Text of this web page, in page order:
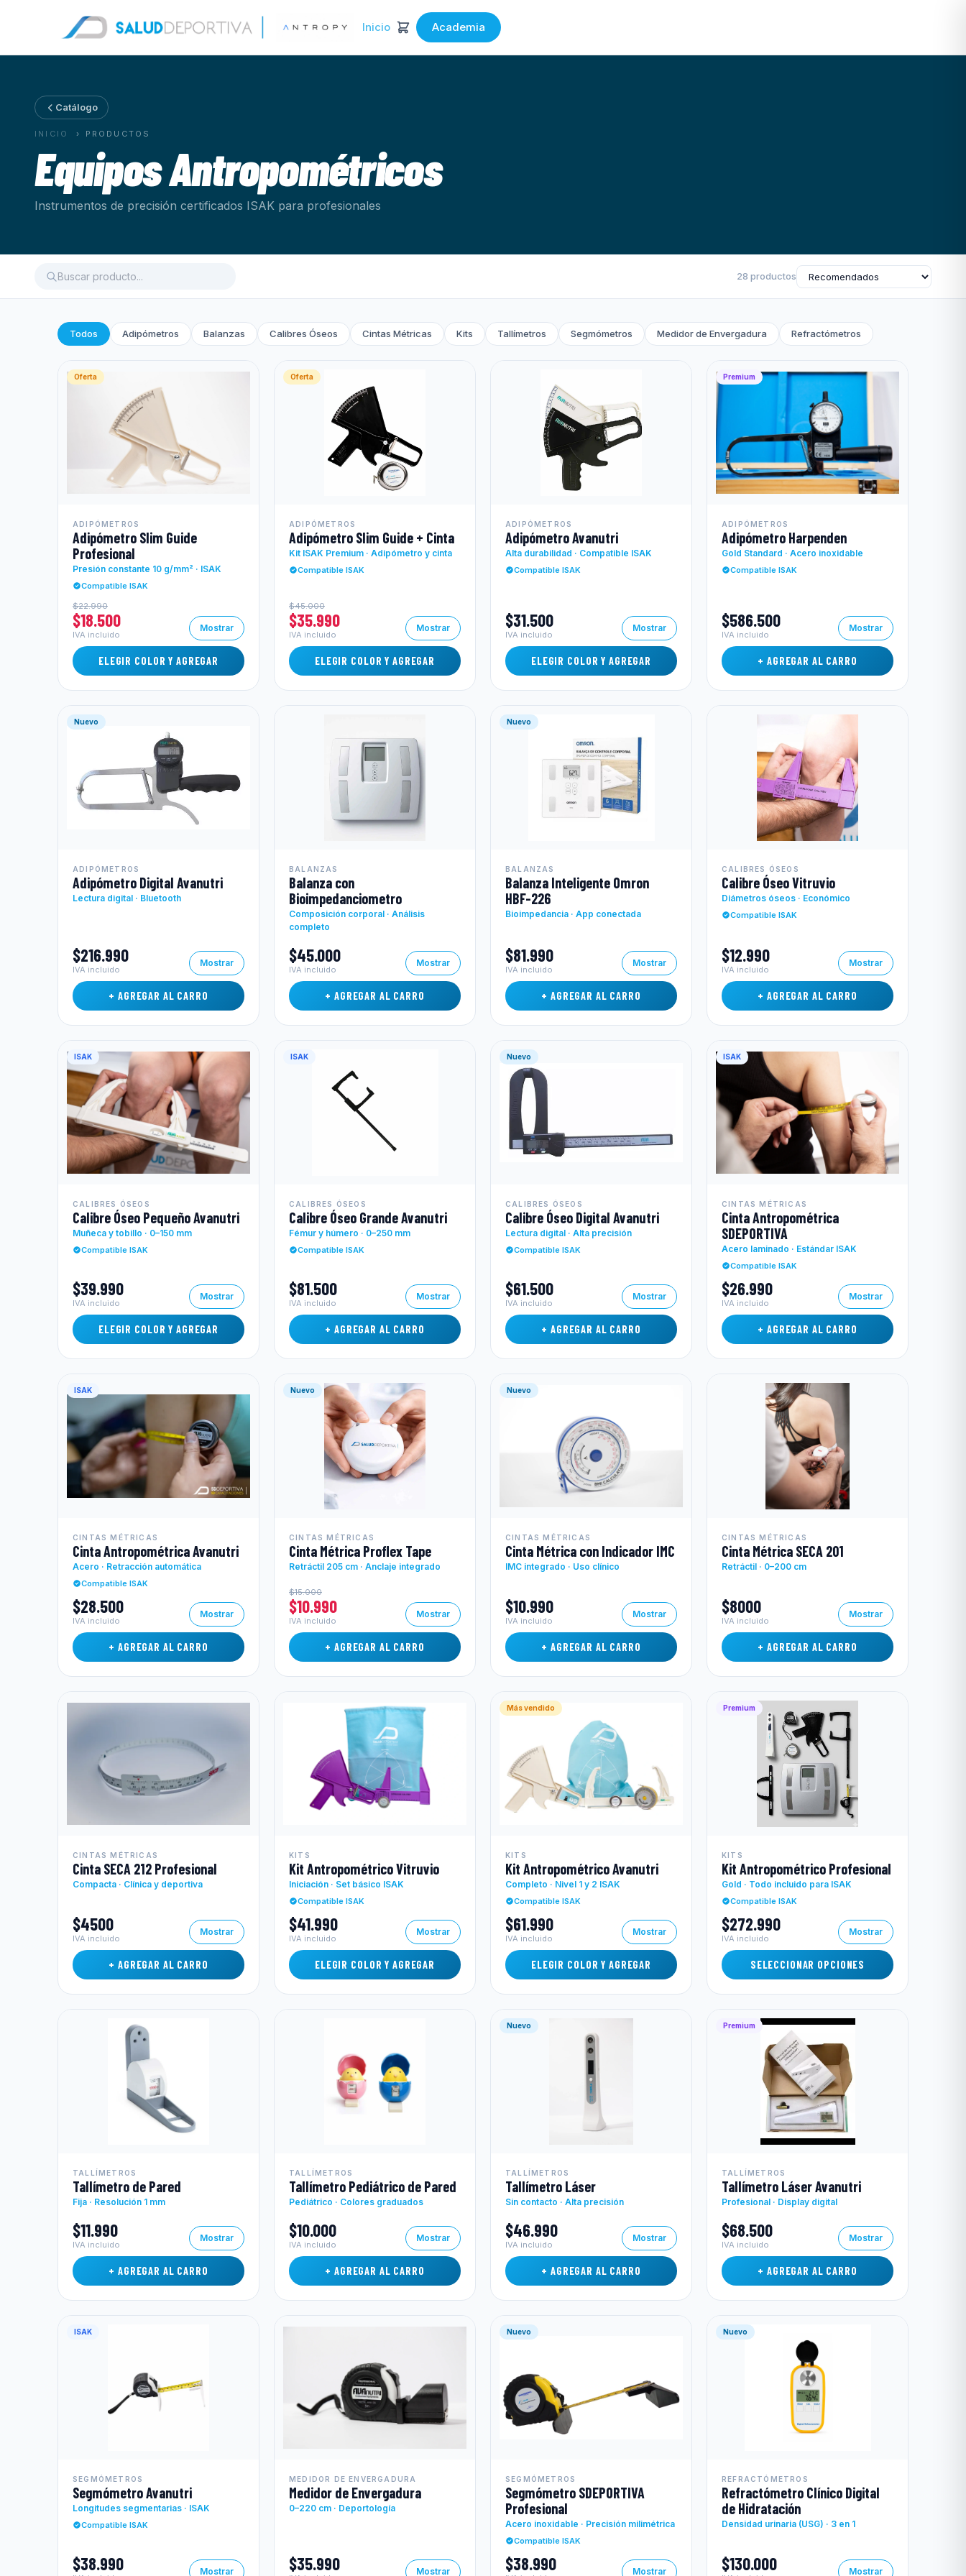
Inicio Academia
Catálogo
INICIO › PRODUCTOS
Equipos Antropométricos
Instrumentos de precisión certificados ISAK para profesionales
28 productos
Todos Adipómetros Balanzas Calibres Óseos Cintas Métricas Kits Tallímetros Segmómetros Medidor de Envergadura Refractómetros
Oferta
ADIPÓMETROS
Adipómetro Slim Guide
Profesional
Presión constante 10 g/mm² · ISAK
Compatible ISAK
$22.990
$18.500
IVA incluido
Mostrar
ELEGIR COLOR Y AGREGAR
Oferta
ADIPÓMETROS
Adipómetro Slim Guide + Cinta
Kit ISAK Premium · Adipómetro y cinta
Compatible ISAK
$45.000
$35.990
IVA incluido
Mostrar
ELEGIR COLOR Y AGREGAR
ADIPÓMETROS
Adipómetro Avanutri
Alta durabilidad · Compatible ISAK
Compatible ISAK
$31.500
IVA incluido
Mostrar
ELEGIR COLOR Y AGREGAR
Premium
ADIPÓMETROS
Adipómetro Harpenden
Gold Standard · Acero inoxidable
Compatible ISAK
$586.500
IVA incluido
Mostrar
+ AGREGAR AL CARRO
Nuevo
ADIPÓMETROS
Adipómetro Digital Avanutri
Lectura digital · Bluetooth
$216.990
IVA incluido
Mostrar
+ AGREGAR AL CARRO
BALANZAS
Balanza con
Bioimpedanciometro
Composición corporal · Análisis
completo
$45.000
IVA incluido
Mostrar
+ AGREGAR AL CARRO
Nuevo
BALANZAS
Balanza Inteligente Omron
HBF-226
Bioimpedancia · App conectada
$81.990
IVA incluido
Mostrar
+ AGREGAR AL CARRO
CALIBRES ÓSEOS
Calibre Óseo Vitruvio
Diámetros óseos · Económico
Compatible ISAK
$12.990
IVA incluido
Mostrar
+ AGREGAR AL CARRO
ISAK
CALIBRES ÓSEOS
Calibre Óseo Pequeño Avanutri
Muñeca y tobillo · 0–150 mm
Compatible ISAK
$39.990
IVA incluido
Mostrar
ELEGIR COLOR Y AGREGAR
ISAK
CALIBRES ÓSEOS
Calibre Óseo Grande Avanutri
Fémur y húmero · 0–250 mm
Compatible ISAK
$81.500
IVA incluido
Mostrar
+ AGREGAR AL CARRO
Nuevo
CALIBRES ÓSEOS
Calibre Óseo Digital Avanutri
Lectura digital · Alta precisión
Compatible ISAK
$61.500
IVA incluido
Mostrar
+ AGREGAR AL CARRO
ISAK
CINTAS MÉTRICAS
Cinta Antropométrica
SDEPORTIVA
Acero laminado · Estándar ISAK
Compatible ISAK
$26.990
IVA incluido
Mostrar
+ AGREGAR AL CARRO
ISAK
CINTAS MÉTRICAS
Cinta Antropométrica Avanutri
Acero · Retracción automática
Compatible ISAK
$28.500
IVA incluido
Mostrar
+ AGREGAR AL CARRO
Nuevo
CINTAS MÉTRICAS
Cinta Métrica Proflex Tape
Retráctil 205 cm · Anclaje integrado
$15.000
$10.990
IVA incluido
Mostrar
+ AGREGAR AL CARRO
Nuevo
CINTAS MÉTRICAS
Cinta Métrica con Indicador IMC
IMC integrado · Uso clínico
$10.990
IVA incluido
Mostrar
+ AGREGAR AL CARRO
CINTAS MÉTRICAS
Cinta Métrica SECA 201
Retráctil · 0–200 cm
$8000
IVA incluido
Mostrar
+ AGREGAR AL CARRO
CINTAS MÉTRICAS
Cinta SECA 212 Profesional
Compacta · Clínica y deportiva
$4500
IVA incluido
Mostrar
+ AGREGAR AL CARRO
KITS
Kit Antropométrico Vitruvio
Iniciación · Set básico ISAK
Compatible ISAK
$41.990
IVA incluido
Mostrar
ELEGIR COLOR Y AGREGAR
Más vendido
KITS
Kit Antropométrico Avanutri
Completo · Nivel 1 y 2 ISAK
Compatible ISAK
$61.990
IVA incluido
Mostrar
ELEGIR COLOR Y AGREGAR
Premium
KITS
Kit Antropométrico Profesional
Gold · Todo incluido para ISAK
Compatible ISAK
$272.990
IVA incluido
Mostrar
SELECCIONAR OPCIONES
TALLÍMETROS
Tallímetro de Pared
Fija · Resolución 1 mm
$11.990
IVA incluido
Mostrar
+ AGREGAR AL CARRO
TALLÍMETROS
Tallímetro Pediátrico de Pared
Pediátrico · Colores graduados
$10.000
IVA incluido
Mostrar
+ AGREGAR AL CARRO
Nuevo
TALLÍMETROS
Tallímetro Láser
Sin contacto · Alta precisión
$46.990
IVA incluido
Mostrar
+ AGREGAR AL CARRO
Premium
TALLÍMETROS
Tallímetro Láser Avanutri
Profesional · Display digital
$68.500
IVA incluido
Mostrar
+ AGREGAR AL CARRO
ISAK
SEGMÓMETROS
Segmómetro Avanutri
Longitudes segmentarias · ISAK
Compatible ISAK
$38.990 Mostrar
MEDIDOR DE ENVERGADURA
Medidor de Envergadura
0–220 cm · Deportología
$35.990 Mostrar
Nuevo
SEGMÓMETROS
Segmómetro SDEPORTIVA
Profesional
Acero inoxidable · Precisión milimétrica
Compatible ISAK
$38.990 Mostrar
Nuevo
REFRACTÓMETROS
Refractómetro Clínico Digital
de Hidratación
Densidad urinaria (USG) · 3 en 1
$130.000 Mostrar